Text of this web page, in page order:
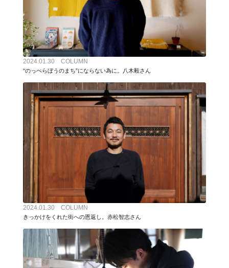
2024.01.30 COLUMN
“のっぺらぼうのまち”にならない為に。八木毅さん
2024.01.30 COLUMN
きっかけをくれた街への恩返し。赤松智志さん